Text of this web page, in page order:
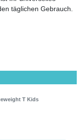
täglichen Gebrauch.
T Kids